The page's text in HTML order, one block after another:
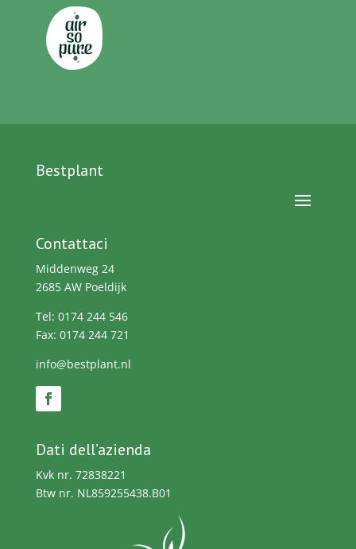
Bestplant
Contattaci
Middenweg 24
2685 AW Poeldijk
Tel: 0174 244 546
Fax: 0174 244 721
info@bestplant.nl
Dati dell’azienda
Kvk nr. 72838221
Btw nr. NL859255438.B01